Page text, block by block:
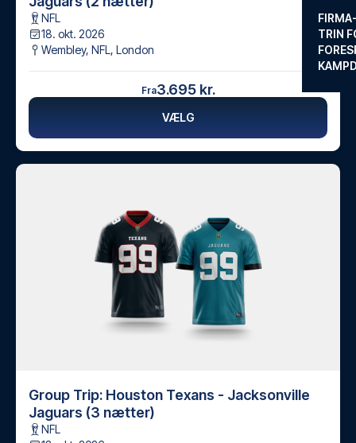
TRIN
NFL
18. okt. 2026
Wembley, NFL, London
Fra3.695 kr.
VÆLG
Group Trip: Houston Texans - Jacksonville
Jaguars (3 nætter)
NFL